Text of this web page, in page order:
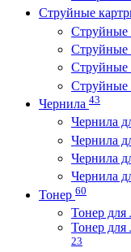
Струйные
Струйные
Струйные
Струйные
Струйные
Чернила 43
Чернила
Чернила
Чернила
Чернила
Тонер 60
Тонер
Тонер
23